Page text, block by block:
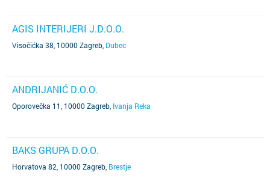
AGIS INTERIJERI J.D.O.O.
Visočićka 38, 10000 Zagreb, Dubec
ANDRIJANIĆ D.O.O.
Oporovečka 11, 10000 Zagreb, Ivanja Reka
BAKS GRUPA D.O.O.
Horvatova 82, 10000 Zagreb, Brestje